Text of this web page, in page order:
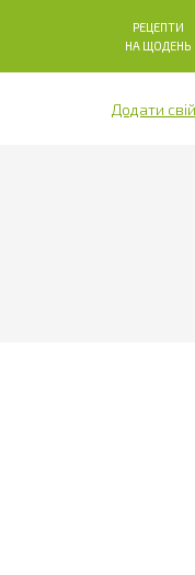
РЕЦЕПТИ
НА ЩОДЕНЬ
Додати